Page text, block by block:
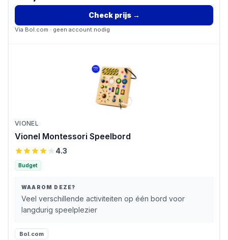
Check prijs→
Via Bol.com · geen account nodig
VIONEL
Vionel Montessori Speelbord
4.3
Budget
WAAROM DEZE?
Veel verschillende activiteiten op één bord voor
langdurig speelplezier
Bol.com